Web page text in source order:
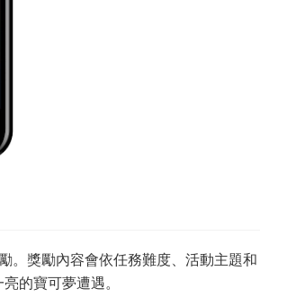
。獎勵內容會依任務難度、活動主題和
的寶可夢遭遇。